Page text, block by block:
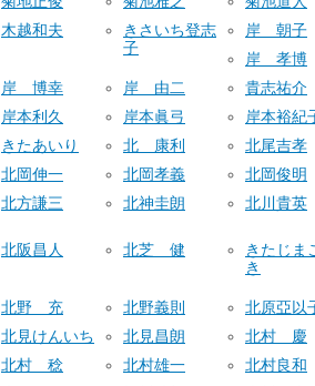
木越和夫
きさいち登志
子
岸 朝子
岸 孝博
岸 博幸 岸 由二
貴志祐介
岸本利久 岸本眞弓
岸本裕紀
きたあいり 北 康利
北尾吉孝
北岡伸一 北岡孝義
北岡俊明
北方謙三 北神圭朗 北川貴英
北阪昌人 北芝 健
きたじま
き
北野 充 北野義則
北原亞以
北見けんいち 北見昌朗
北村 慶
北村 稔 北村雄一
北村良和